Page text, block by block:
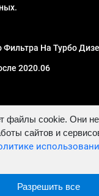
На Турбо
2020.06
Павлович. ИНН
тюнинг в Перми -
файлы cookie. Они
сайтов и
Разрешить все